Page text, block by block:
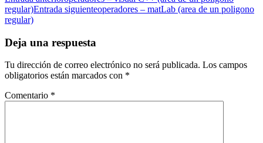
regular)Entrada siguienteoperadores – matLab (area de un poligono
regular)
Deja una respuesta
Tu dirección de correo electrónico no será publicada. Los campos
obligatorios están marcados con *
Comentario *